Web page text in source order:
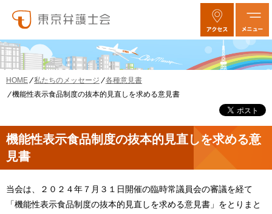
HOME 私たちのメッセージ
各種意見書
機能性表示食品制度の抜本的見直しを求める意見書
機能性表示食品制度の抜本的見直しを求める意
見書
当会は、２０２４年７月３１日開催の臨時常議員会の審議を経て
「機能性表示食品制度の抜本的見直しを求める意見書」をとりまと